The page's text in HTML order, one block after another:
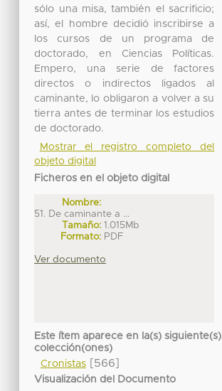
sólo una misa, también el sacrificio;
así, el hombre decidió inscribirse a
los cursos de un programa de
doctorado, en Ciencias Políticas.
Empero, una serie de factores
directos o indirectos ligados al
caminante, lo obligaron a volver a su
tierra antes de terminar los estudios
de doctorado.
Mostrar el registro completo del
objeto digital
Ficheros en el objeto digital
Nombre:
51. De caminante a ...
Tamaño: 1.015Mb
Formato: PDF
Ver documento
Este ítem aparece en la(s) siguiente(s)
colección(ones)
Cronistas[566]
Visualización del Documento